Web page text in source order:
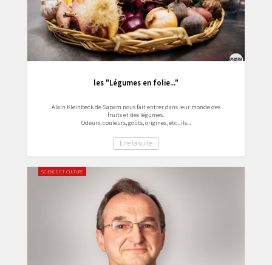
les "Légumes en folie..."
Alain Kleinbeck de Sapam nous fait entrer dans leur monde des
fruits et des légumes.
Odeurs, couleurs, goûts, origines, etc.. ils...
Lire la suite
SCIENCE ET CULTURE